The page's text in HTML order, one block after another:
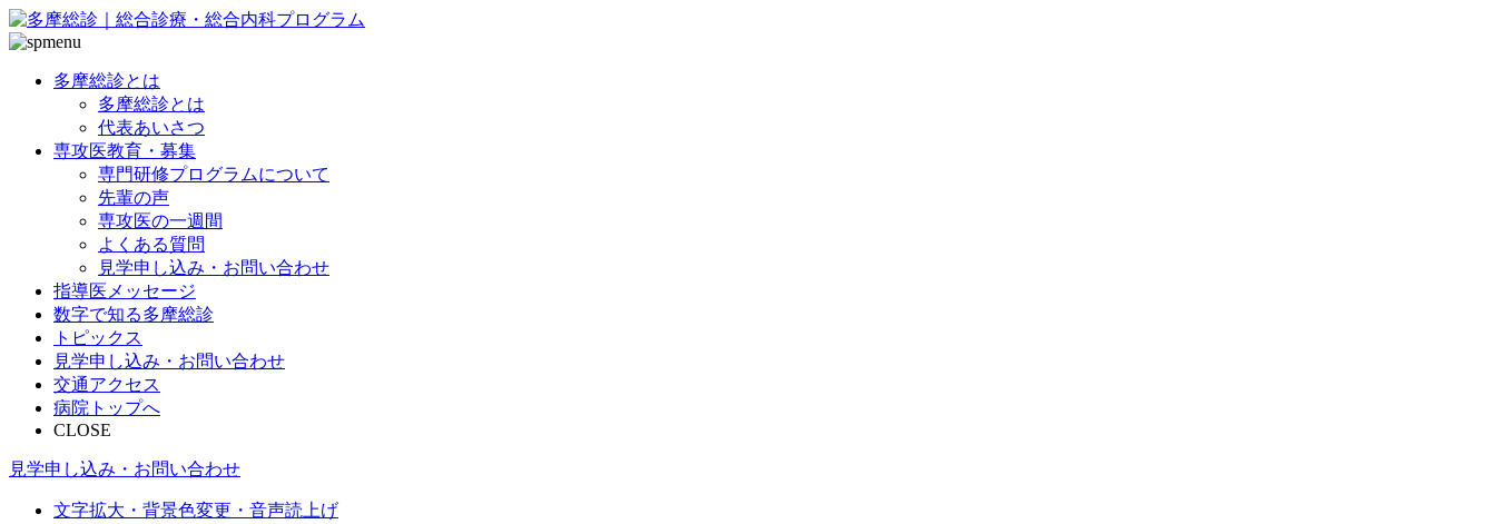
多摩総診とは
多摩総診とは
代表あいさつ
専攻医教育・募集
専門研修プログラムについて
先輩の声
専攻医の一週間
よくある質問
見学申し込み・お問い合わせ
指導医メッセージ
数字で知る多摩総診
トピックス
見学申し込み・お問い合わせ
交通アクセス
病院トップへ
CLOSE
見学申し込み・お問い合わせ
文字拡大・背景色変更・音声読上げ